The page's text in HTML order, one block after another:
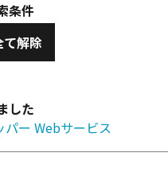
条件
て解除
した
パー Webサービス